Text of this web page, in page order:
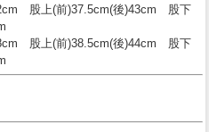
股上(前)37.5cm(後)43cm 股下
股上(前)38.5cm(後)44cm 股下